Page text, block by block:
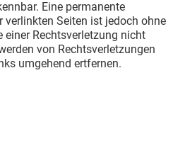
Eine permanente
verlinkten Seiten ist jedoch ohne
einer Rechtsverletzung nicht
von Rechtsverletzungen
umgehend ertfernen.